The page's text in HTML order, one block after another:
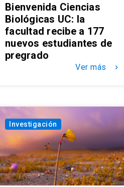
Bienvenida Ciencias
Biológicas UC: la
facultad recibe a 177
nuevos estudiantes de
pregrado
Ver más keyboard_arrow_right
Investigación